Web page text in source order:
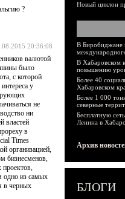
?
20:36:08
валютой
было
с которой
у
не
ни
властей
в
Times
организацией,
бизнесменов,
проектов,
одно из самых
в черных
Новый циклон
В Биробиджане
В Хабаровском
повышению
Более 40
Хабаровском
Более 1 000
северные
Бесплатную
Ленина в
Архив
БЛОГИ